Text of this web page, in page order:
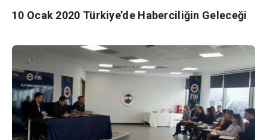
10 Ocak 2020 Türkiye’de Haberciliğin Geleceği